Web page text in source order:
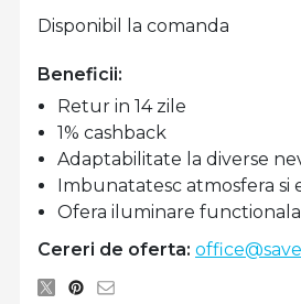
Disponibil la comanda
Beneficii:
Retur in 14 zile
1% cashback
Adaptabilitate la diverse
Imbunatatesc atmosfera si
Ofera iluminare functionala
Cereri de oferta: